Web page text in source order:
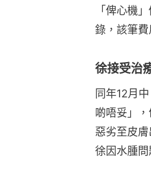
「俾心機
錄，該筆費
徐接受治
同年12月
啲唔妥」
惡劣至皮
徐因水腫